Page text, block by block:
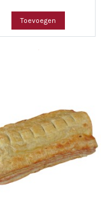
Toevoegen